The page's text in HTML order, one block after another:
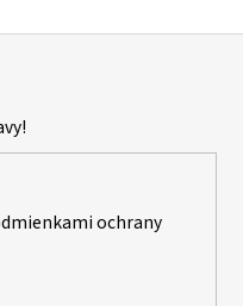
ochrany